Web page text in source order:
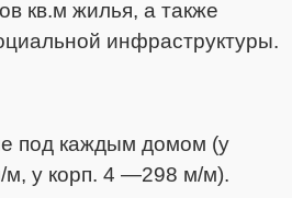
кв.м жилья, а также
инфраструктуры.
под каждым домом (у
у корп. 4 —298 м/м).